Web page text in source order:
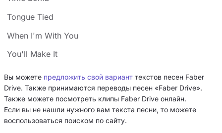
Tongue Tied
When I'm With You
You'll Make It
Вы можете предложить свой вариант текстов песен Faber
Drive. Также принимаются переводы песен «Faber Drive».
Также можете посмотреть клипы Faber Drive онлайн.
Если вы не нашли нужного вам текста песни, то можете
воспользоваться поиском по сайту.